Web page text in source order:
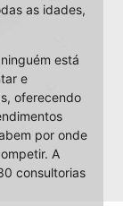
as idades,
está
e
oferecendo
por onde
A
consultorias